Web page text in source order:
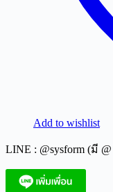
Add to wishlist
LINE : @sysform (มี